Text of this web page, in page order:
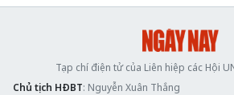
Tạp chí điện tử của Liên hiệp các Hội
Chủ tịch HĐBT: Nguyễn Xuân Thắng